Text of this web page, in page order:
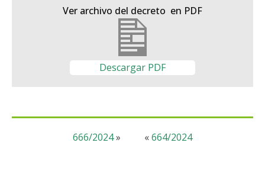
Ver archivo del decreto en PDF
Descargar PDF
«664/2024
666/2024»